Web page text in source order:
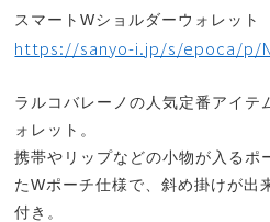
スマートWショルダーウォレッ
https://sanyo-i.jp/s/epoca/p/
ラルコバレーノの人気定番アイテ
ォレット。
携帯やリップなどの小物が入るポ
たWポーチ仕様で、斜め掛けが出
付き。